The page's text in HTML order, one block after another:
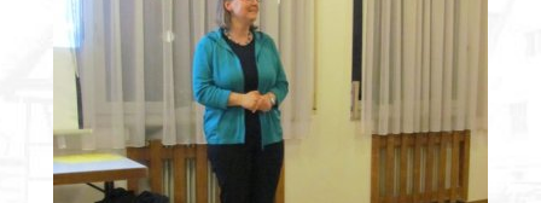
Videos
Vorstand
Geschichte
Gästebuch